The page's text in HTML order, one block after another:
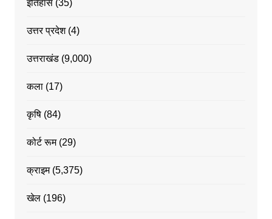
इतिहास(35)
उत्तर प्रदेश(4)
उत्तराखंड(9,000)
कला(17)
कृषि(84)
कोर्ट रूम(29)
क्राइम(5,375)
खेल(196)